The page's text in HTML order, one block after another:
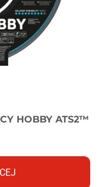
HOBBY ATS2™